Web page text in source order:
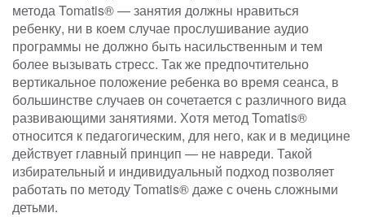
метода Tomatis® — занятия должны нравиться
ребенку, ни в коем случае прослушивание аудио
программы не должно быть насильственным и тем
более вызывать стресс. Так же предпочтительно
вертикальное положение ребенка во время сеанса, в
большинстве случаев он сочетается с различного вида
развивающими занятиями. Хотя метод Tomatis®
относится к педагогическим, для него, как и в медицине
действует главный принцип — не навреди. Такой
избирательный и индивидуальный подход позволяет
работать по методу Tomatis® даже с очень сложными
детьми.